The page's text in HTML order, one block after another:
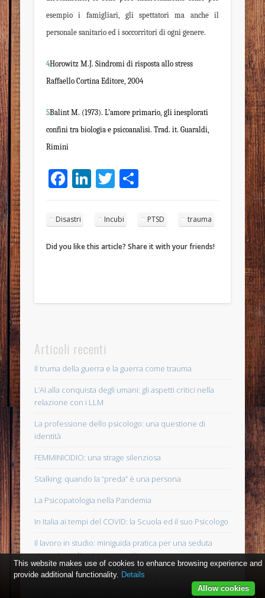
esempio i famigliari, gli spettatori ma anche il
personale sanitario ed i soccorritori di ogni genere.
4Horowitz M.J. Sindromi di risposta allo stress
Raffaello Cortina Editore, 2004
5Balint M. (1973). L’amore primario, gli inesplorati
confini tra biologia e psicoanalisi. Trad. it. Guaraldi,
Rimini
Facebook
LinkedIn
Twitter
Disastri Incubi PTSD trauma
Did you like this article? Share it with your friends!
Articoli recenti
Il truma della guerra e la guerra come trauma
L’AI alla conquista degli umani: gli aspetti critici nella
relazione con i LLM
La professione dello psicologo: una questione di
identità
FEMMINICIDIO: una strage silenziosa
Stalking: quando la “preda” è una persona
La Psicopatologia nella Pandemia
In Italia ai tempi del COVID: la Scuola ed il suo Psicologo
Il lavoro in studio: miniguida pratica per una seduta
sicura (per clienti e terapeuti)
Il disagio ai tempi del Coronavirus: il lockdown
This website makes use of cookies to enhance browsing experience and
provide additional functionality. Details
Allow cookies